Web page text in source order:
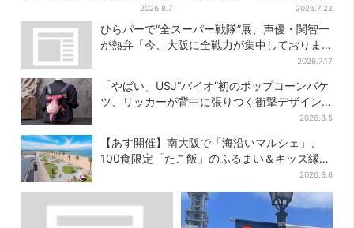
分…結婚式場が“バル”に、前後
で食事が楽しめる
2026.8.7
ブルワリー、できたてビール
の試飲や醸造所見学も
2026.7.22
ひらパーで“全スーパー戦隊”展、声優・関智一
が熱弁「今、大阪に全戦力が集中しておりま
2026.7.17
「やばい」USJ“バイオ”初のポップコーンバケ
ツ、リッカーが背中に張りつく衝撃デザイン
2026.8.5
【あす開催】南大阪で「海沿いマルシェ」、
100食限定「たこ飯」のふるまい＆キッズ縁日
2026.8.6